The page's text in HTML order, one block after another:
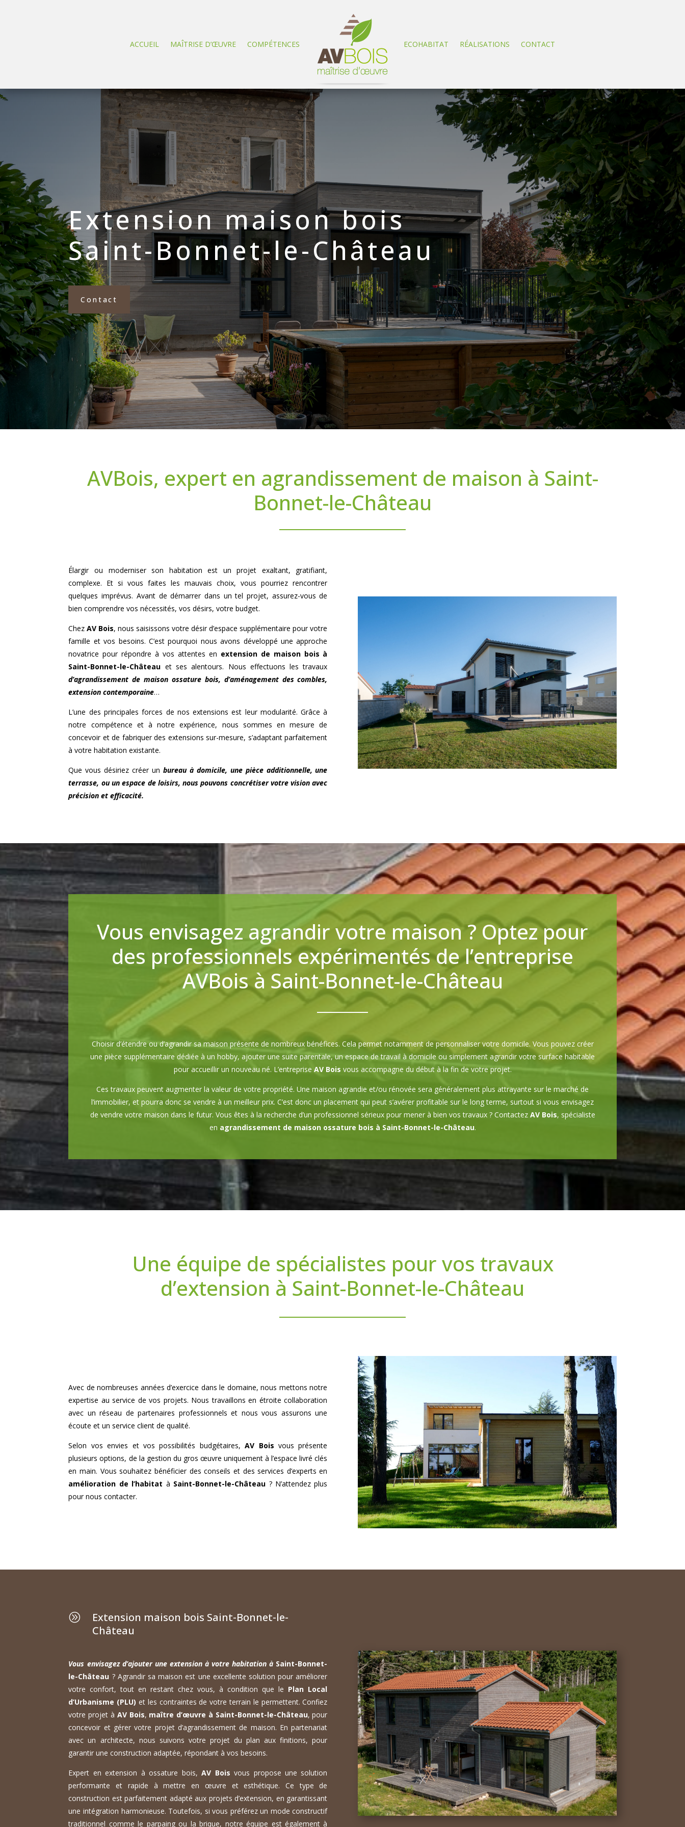
ACCUEIL MAÎTRISE D’ŒUVRE COMPÉTENCES ECOHABITAT RÉALISATIONS CONTACT
Extension maison bois
Saint-Bonnet-le-Château
Contact
AVBois, expert en agrandissement de maison à Saint-
Bonnet-le-Château
Élargir ou moderniser son habitation est un projet exaltant, gratifiant,
complexe. Et si vous faites les mauvais choix, vous pourriez rencontrer
quelques imprévus. Avant de démarrer dans un tel projet, assurez-vous de
bien comprendre vos nécessités, vos désirs, votre budget.
ChezAV Bois, nous saisissons votre désir d’espace supplémentaire pour votre
famille et vos besoins. C’est pourquoi nous avons développé une approche
novatrice pour répondre à vos attentes en extension de maison bois à
Saint-Bonnet-le-Château et ses alentours. Nous effectuons les travaux
d’agrandissement de maison ossature bois, d’aménagement des combles,
extension contemporaine…
L’une des principales forces de nos extensions est leur modularité. Grâce à
notre compétence et à notre expérience, nous sommes en mesure de
concevoir et de fabriquer des extensions sur-mesure, s’adaptant parfaitement
à votre habitation existante.
Que vous désiriez créer un bureau à domicile, une pièce additionnelle, une
terrasse, ou un espace de loisirs, nous pouvons concrétiser votre vision avec
précision et efficacité.
Vous envisagez agrandir votre maison ? Optez pour
des professionnels expérimentés de l’entreprise
AVBois à Saint-Bonnet-le-Château
Choisir d’étendre ou d’agrandir sa maison présente de nombreux bénéfices. Cela permet notamment de personnaliser votre domicile. Vous pouvez créer
une pièce supplémentaire dédiée à un hobby, ajouter une suite parentale, un espace de travail à domicile ou simplement agrandir votre surface habitable
pour accueillir un nouveau né. L’entreprise AV Bois vous accompagne du début à la fin de votre projet.
Ces travaux peuvent augmenter la valeur de votre propriété. Une maison agrandie et/ou rénovée sera généralement plus attrayante sur le marché de
l’immobilier, et pourra donc se vendre à un meilleur prix. C’est donc un placement qui peut s’avérer profitable sur le long terme, surtout si vous envisagez
de vendre votre maison dans le futur. Vous êtes à la recherche d’un professionnel sérieux pour mener à bien vos travaux ? Contactez AV Bois, spécialiste
en agrandissement de maison ossature bois à Saint-Bonnet-le-Château.
Une équipe de spécialistes pour vos travaux
d’extension à Saint-Bonnet-le-Château
Avec de nombreuses années d’exercice dans le domaine, nous mettons notre
expertise au service de vos projets. Nous travaillons en étroite collaboration
avec un réseau de partenaires professionnels et nous vous assurons une
écoute et un service client de qualité.
Selon vos envies et vos possibilités budgétaires,AV Bois vous présente
plusieurs options, de la gestion du gros œuvre uniquement à l’espace livré clés
en main. Vous souhaitez bénéficier des conseils et des services d’experts en
amélioration de l’habitat à Saint-Bonnet-le-Château ? N’attendez plus
pour nous contacter.
A
Extension maison bois Saint-Bonnet-le-
Château
Vous envisagez d’ajouter une extension à votre habitation à Saint-Bonnet-
le-Château ? Agrandir sa maison est une excellente solution pour améliorer
votre confort, tout en restant chez vous, à condition que le Plan Local
d’Urbanisme (PLU) et les contraintes de votre terrain le permettent. Confiez
votre projet à AV Bois, maître d’œuvre à Saint-Bonnet-le-Château, pour
concevoir et gérer votre projet d’agrandissement de maison. En partenariat
avec un architecte, nous suivons votre projet du plan aux finitions, pour
garantir une construction adaptée, répondant à vos besoins.
Expert en extension à ossature bois,AV Bois vous propose une solution
performante et rapide à mettre en œuvre et esthétique. Ce type de
construction est parfaitement adapté aux projets d’extension, en garantissant
une intégration harmonieuse. Toutefois, si vous préférez un mode constructif
traditionnel comme le parpaing ou la brique, notre équipe est également à